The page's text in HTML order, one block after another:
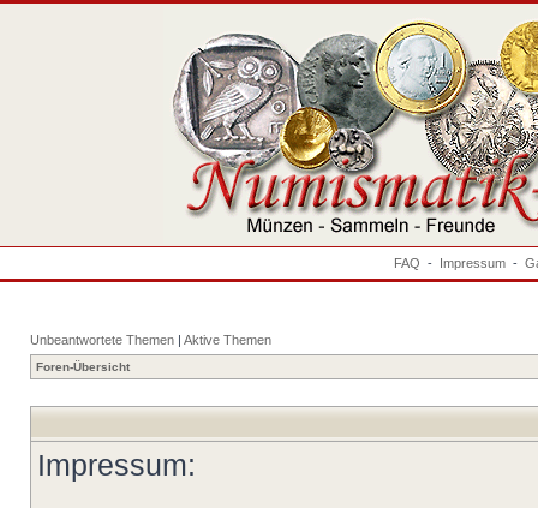
FAQ - Impressum -
Unbeantwortete Themen | Aktive Themen
Foren-Übersicht
Impressum: